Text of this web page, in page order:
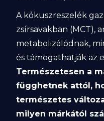
A kókuszreszelék
zsírsavakban (MCT),
metabolizálódnak,
és támogathatják az
Természetesen a
függhetnek attól,
természetes
milyen márkától